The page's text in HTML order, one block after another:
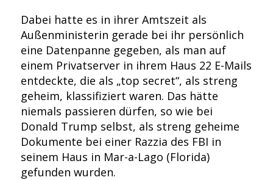
Dabei hatte es in ihrer Amtszeit als
Außenministerin gerade bei ihr persönlich
eine Datenpanne gegeben, als man auf
einem Privatserver in ihrem Haus 22 E-Mails
entdeckte, die als „top secret“, als streng
geheim, klassifiziert waren. Das hätte
niemals passieren dürfen, so wie bei
Donald Trump selbst, als streng geheime
Dokumente bei einer Razzia des FBI in
seinem Haus in Mar-a-Lago (Florida)
gefunden wurden.